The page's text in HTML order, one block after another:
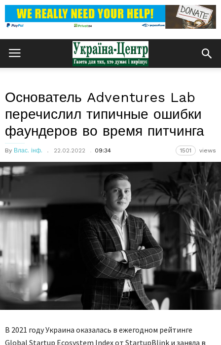
Основатель Adventures Lab
перечислил типичные ошибки
фаундеров во время питчинга
By Влас. інф. 22.02.2022 09:34 1501 views
В 2021 году Украина оказалась в ежегодном рейтинге
Global Startup Ecosystem Index от StartupBlink и заняла в